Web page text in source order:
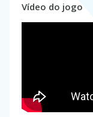
Vídeo do jogo